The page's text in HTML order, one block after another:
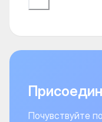
Почувствуйте